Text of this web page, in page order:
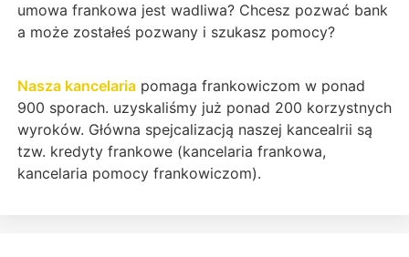
umowa frankowa jest wadliwa? Chcesz pozwać bank
a może zostałeś pozwany i szukasz pomocy?
Nasza kancelariapomaga frankowiczom w ponad
900 sporach. uzyskaliśmy już ponad 200 korzystnych
wyroków. Główna spejcalizacją naszej kancealrii są
tzw. kredyty frankowe (kancelaria frankowa,
kancelaria pomocy frankowiczom).